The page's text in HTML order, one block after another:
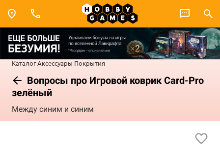
КаталогАксессуары Покрытия
Вопросы про Игровой коврик Card-Pro
зелёный
Между синим и синим